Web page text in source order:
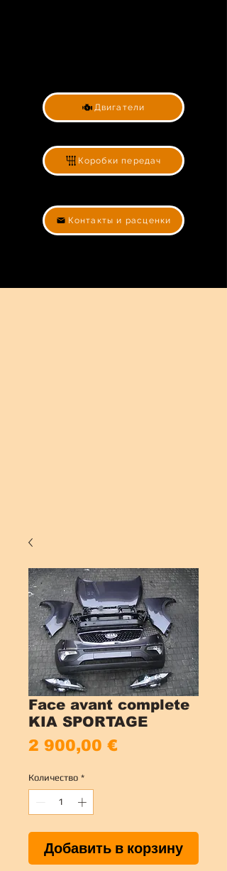
Двигатели
Коробки передач
Контакты и расценки
Face avant complete
KIA SPORTAGE
2 900,00 €
Количество *
Добавить в корзину